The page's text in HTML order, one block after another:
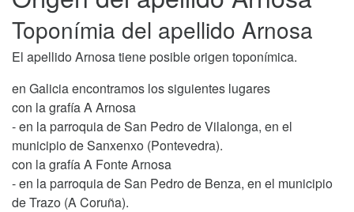
Toponímia del apellido Arnosa
El apellido Arnosa tiene posible origen toponímica.
en Galicia encontramos los siguientes lugares
con la grafía A Arnosa
- en la parroquia de San Pedro de Vilalonga, en el
municipio de Sanxenxo (Pontevedra).
con la grafía A Fonte Arnosa
- en la parroquia de San Pedro de Benza, en el municipio
de Trazo (A Coruña).